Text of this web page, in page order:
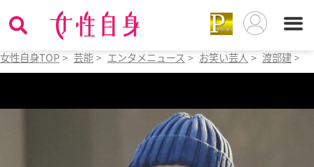
女性自身TOP > 芸能 > エンタメニュース > お笑い芸人 > 渡部建 >